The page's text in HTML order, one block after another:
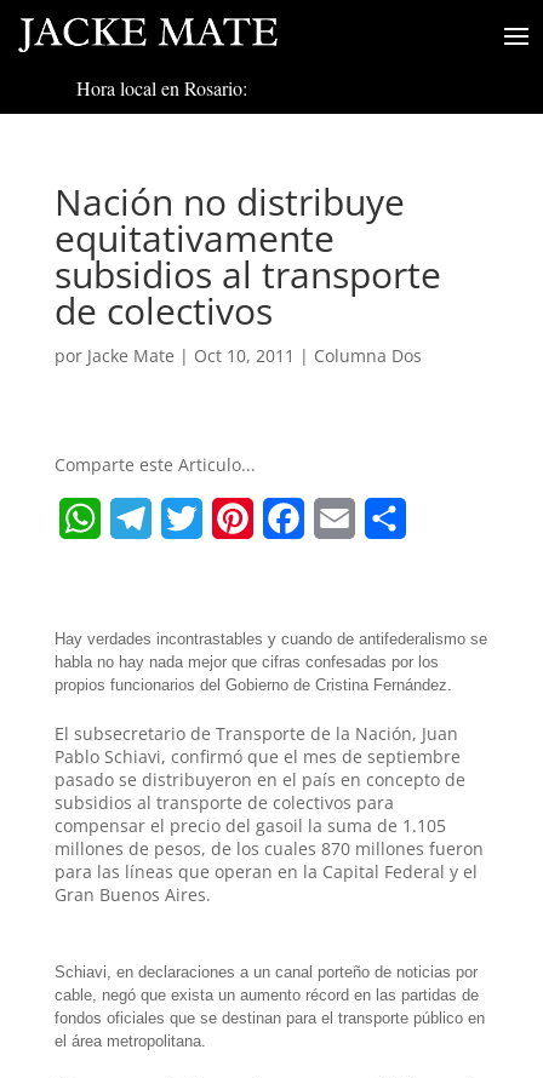
Hora local en Rosario:
Nación no distribuye
equitativamente
subsidios al transporte
de colectivos
por Jacke Mate | Oct 10, 2011 | Columna Dos
Comparte este Articulo...
W
t
s
A
p
p
e
g
r
a
m
t
t
e
r
t
e
r
e
s
t
e
b
o
o
k
i
l
r
e
Hay verdades incontrastables y cuando de antifederalismo se
habla no hay nada mejor que cifras confesadas por los
propios funcionarios del Gobierno de Cristina Fernández.
El subsecretario de Transporte de la Nación, Juan
Pablo Schiavi, confirmó que el mes de septiembre
pasado se distribuyeron en el país en concepto de
subsidios al transporte de colectivos para
compensar el precio del gasoil la suma de 1.105
millones de pesos, de los cuales 870 millones fueron
para las líneas que operan en la Capital Federal y el
Gran Buenos Aires.
Schiavi, en declaraciones a un canal porteño de noticias por
cable, negó que exista un aumento récord en las partidas de
fondos oficiales que se destinan para el transporte público en
el área metropolitana.